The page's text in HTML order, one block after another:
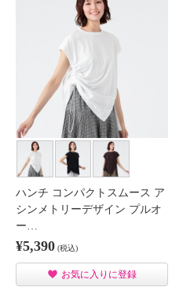
ハンチ コンパクトスムース ア
シンメトリーデザイン プルオ
ー…
¥5,390 (税込)
お気に入りに登録